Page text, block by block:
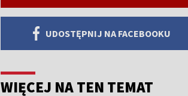
UDOSTĘPNIJ NA FACEBOOKU
WIĘCEJ NA TEN TEMAT